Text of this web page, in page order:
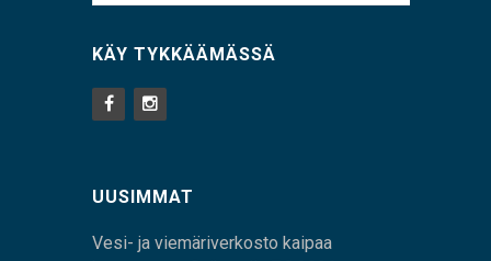
KÄY TYKKÄÄMÄSSÄ
UUSIMMAT
Vesi- ja viemäriverkosto kaipaa